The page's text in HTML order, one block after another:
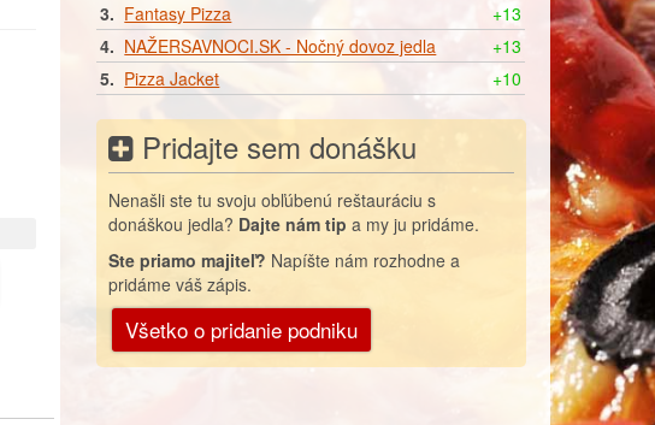
3. Fantasy Pizza
+13
4. NAŽERSAVNOCI.SK - Nočný dovoz jedla
+13
5. Pizza Jacket +10
Pridajte sem donášku
Nenašli ste tu svoju obľúbenú reštauráciu s
donáškou jedla? Dajte nám tipa my ju pridáme.
Ste priamo majiteľ? Napíšte nám rozhodne a
pridáme váš zápis.
Všetko o pridanie podniku